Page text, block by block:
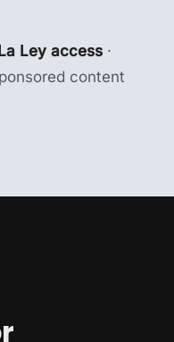
Ley access ·
content